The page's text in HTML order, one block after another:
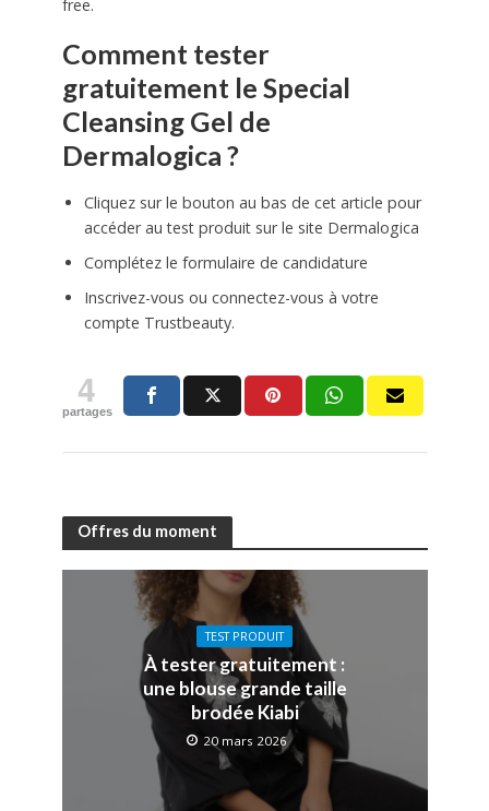
free.
Comment tester
gratuitement le Special
Cleansing Gel de
Dermalogica ?
Cliquez sur le bouton au bas de cet article pour
accéder au test produit sur le site Dermalogica
Complétez le formulaire de candidature
Inscrivez-vous ou connectez-vous à votre
compte Trustbeauty.
4
partages
Offres du moment
TEST PRODUIT
À tester gratuitement :
une blouse grande taille
brodée Kiabi
20 mars 2026